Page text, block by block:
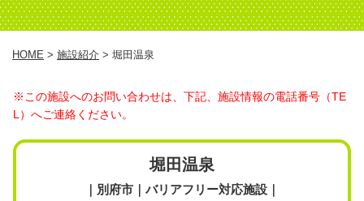
HOME > 施設紹介 > 堀田温泉
※この施設へのお問い合わせは、下記、施設情報の電話番号（TE
L）へご連絡ください。
堀田温泉
｜別府市｜バリアフリー対応施設｜